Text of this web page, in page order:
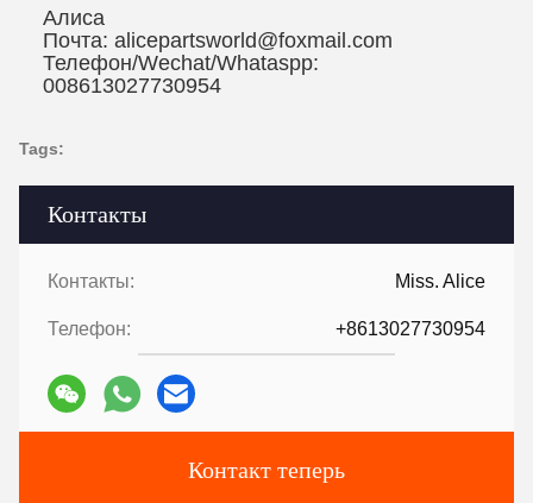
Контакты
Контакты: Miss. Alice
Телефон: +8613027730954
Контакт теперь
Алиса
Почта: alicepartsworld@foxmail.com
Телефон/Wechat/Whataspp:
008613027730954
Tags: